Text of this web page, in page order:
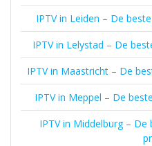
IPTV in Leiden – De
IPTV in Lelystad – De
IPTV in Maastricht – De
IPTV in Meppel – De
IPTV in Middelburg –